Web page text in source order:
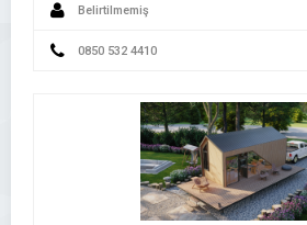
Belirtilmemiş
0850 532 4410